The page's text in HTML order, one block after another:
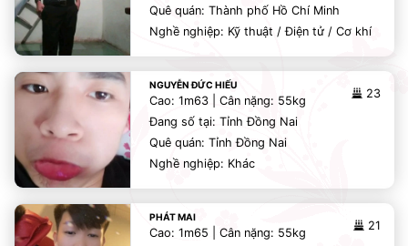
Quê quán: Thành phố Hồ Chí Minh
Nghề nghiệp: Kỹ thuật / Điện tử / Cơ khí
NGUYỄN ĐỨC HIẾU
23
Cao: 1m63 | Cân nặng: 55kg
Đang số tại: Tỉnh Đồng Nai
Quê quán: Tỉnh Đồng Nai
Nghề nghiệp: Khác
PHÁT MAI
21
Cao: 1m65 | Cân nặng: 55kg